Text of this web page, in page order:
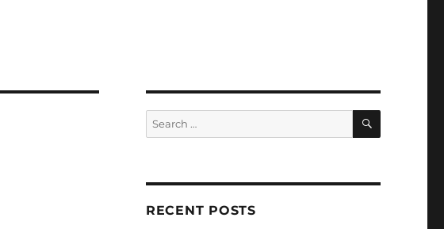
Search
for:
SEARCH
RECENT POSTS